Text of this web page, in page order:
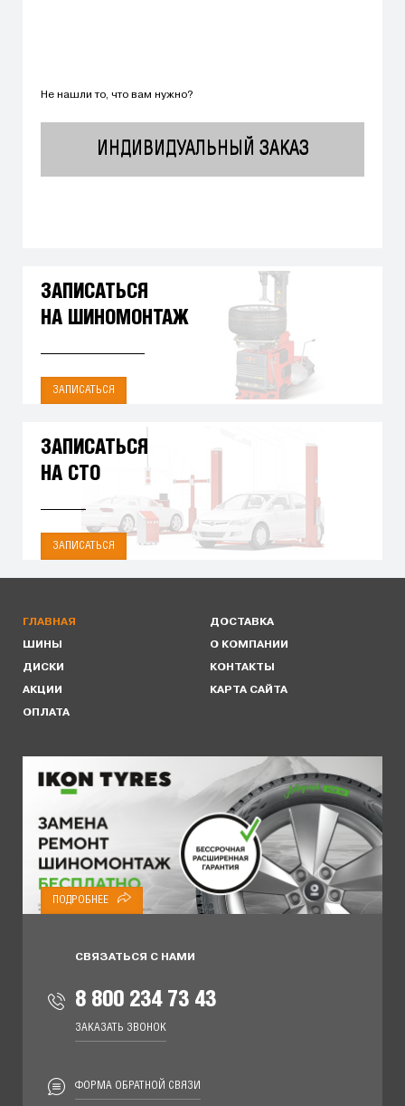
Не нашли то, что вам нужно?
ИНДИВИДУАЛЬНЫЙ ЗАКАЗ
ЗАПИСАТЬСЯ
НА ШИНОМОНТАЖ
ЗАПИСАТЬСЯ
ЗАПИСАТЬСЯ
НА СТО
ЗАПИСАТЬСЯ
ГЛАВНАЯ
ШИНЫ
ДИСКИ
АКЦИИ
ОПЛАТА
ДОСТАВКА
О КОМПАНИИ
КОНТАКТЫ
КАРТА САЙТА
ПОДРОБНЕЕ
СВЯЗАТЬСЯ С НАМИ
8 800 234 73 43
ЗАКАЗАТЬ ЗВОНОК
ФОРМА ОБРАТНОЙ СВЯЗИ